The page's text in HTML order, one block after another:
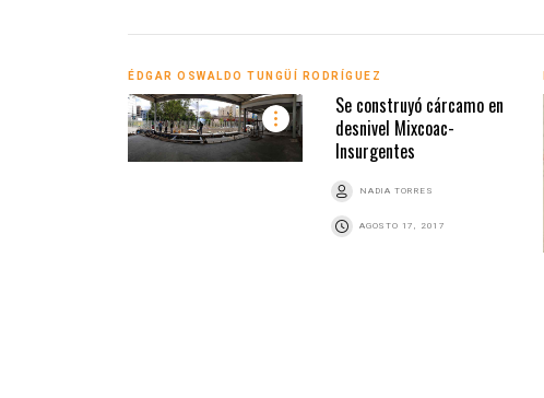
ÉDGAR OSWALDO TUNGÜÍ RODRÍGUEZ
Se construyó cárcamo en
desnivel Mixcoac-
Insurgentes
NADIA TORRES
AGOSTO 17, 2017